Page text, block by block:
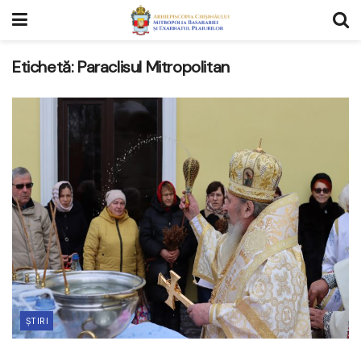
Etichetă:Paraclisul Mitropolitan
ȘTIRI